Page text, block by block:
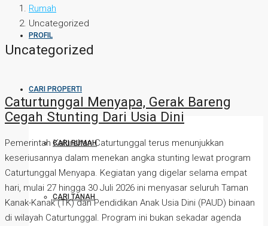
PROFIL
CARI PROPERTI
CARI RUMAH
CARI TANAH
Rumah
Uncategorized
Uncategorized
Caturtunggal Menyapa, Gerak Bareng
Cegah Stunting Dari Usia Dini
Pemerintah Kalurahan Caturtunggal terus menunjukkan
keseriusannya dalam menekan angka stunting lewat program
Caturtunggal Menyapa. Kegiatan yang digelar selama empat
hari, mulai 27 hingga 30 Juli 2026 ini menyasar seluruh Taman
Kanak-Kanak (TK) dan Pendidikan Anak Usia Dini (PAUD) binaan
di wilayah Caturtunggal. Program ini bukan sekadar agenda